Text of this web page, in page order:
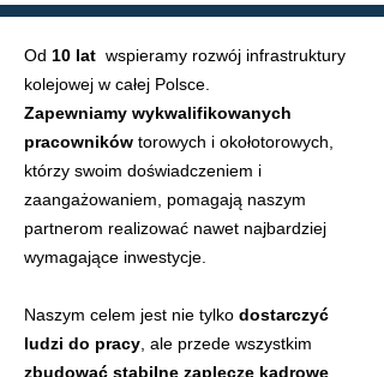
Od 10 lat wspieramy rozwój infrastruktury
kolejowej w całej Polsce.
Zapewniamy wykwalifikowanych
pracowników torowych i okołotorowych,
którzy swoim doświadczeniem i
zaangażowaniem, pomagają naszym
partnerom realizować nawet najbardziej
wymagające inwestycje.​
Naszym celem jest nie tylko dostarczyć
ludzi do pracy , ale przede wszystkim
zbudować stabilne zaplecze kadrowe